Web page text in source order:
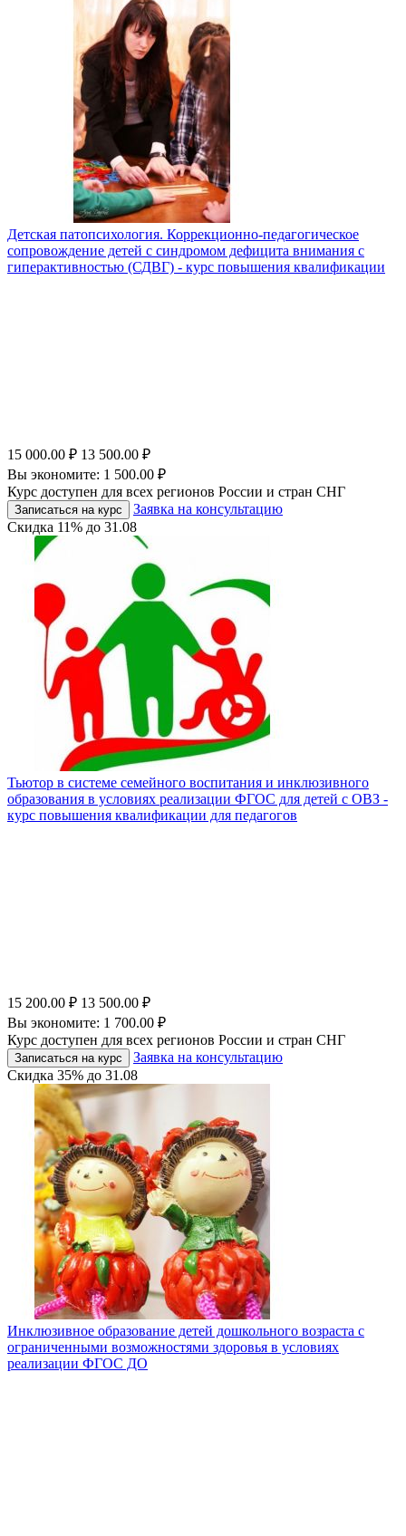
Детская патопсихология. Коррекционно-педагогическое
сопровождение детей с синдромом дефицита внимания с
гиперактивностью (СДВГ) - курс повышения квалификации
15 000.00 ₽ 13 500.00 ₽
Вы экономите: 1 500.00 ₽
Курс доступен для всех регионов России и стран СНГ
Записаться на курс
Заявка на консультацию
Скидка 11% до 31.08
Тьютор в системе семейного воспитания и инклюзивного
образования в условиях реализации ФГОС для детей с ОВЗ -
курс повышения квалификации для педагогов
15 200.00 ₽ 13 500.00 ₽
Вы экономите: 1 700.00 ₽
Курс доступен для всех регионов России и стран СНГ
Записаться на курс
Заявка на консультацию
Скидка 35% до 31.08
Инклюзивное образование детей дошкольного возраста с
ограниченными возможностями здоровья в условиях
реализации ФГОС ДО